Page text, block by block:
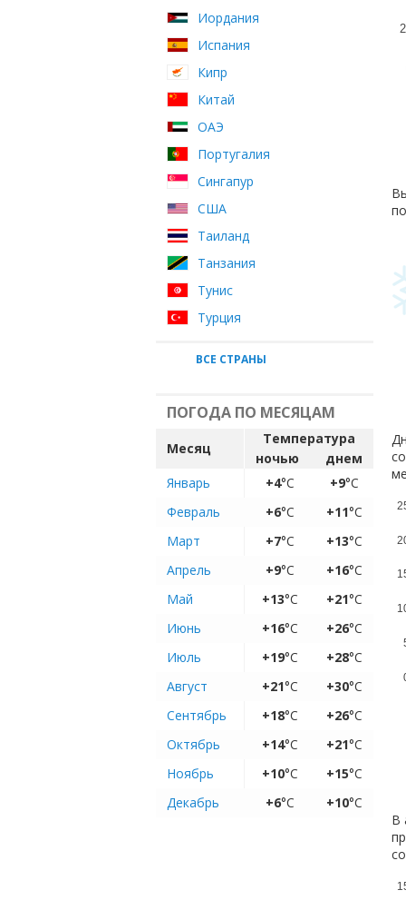
Иордания
Испания
Кипр
Китай
ОАЭ
Португалия
Сингапур
США
Таиланд
Танзания
Тунис
Турция
ВСЕ СТРАНЫ
ПОГОДА ПО МЕСЯЦАМ
Месяц
Температура
ночью
днем
Январь
+4°C +9°C
Февраль
+6°C +11°C
Март
+7°C +13°C
Апрель
+9°C +16°C
Май
+13°C +21°C
Июнь
+16°C +26°C
Июль
+19°C +28°C
Август
+21°C +30°C
Сентябрь
+18°C +26°C
Октябрь
+14°C +21°C
Ноябрь
+10°C +15°C
Декабрь
+6°C +10°C
В